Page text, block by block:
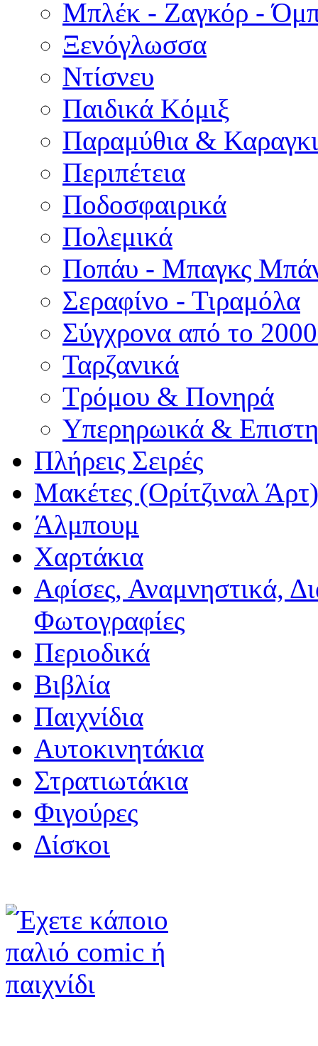
Μπλέκ - Ζαγκόρ -
Ξενόγλωσσα
Ντίσνευ
Παιδικά Κόμιξ
Παραμύθια &
Περιπέτεια
Ποδοσφαιρικά
Πολεμικά
Ποπάυ - Μπαγκς
Σεραφίνο - Τιραμόλα
Σύγχρονα από το
Ταρζανικά
Τρόμου & Πονηρά
Υπερηρωικά &
Πλήρεις Σειρές
Μακέτες (Ορίτζιναλ Άρτ)
Άλμπουμ
Χαρτάκια
Αφίσες, Αναμνηστικά,
Φωτογραφίες
Περιοδικά
Βιβλία
Παιχνίδια
Αυτοκινητάκια
Στρατιωτάκια
Φιγούρες
Δίσκοι